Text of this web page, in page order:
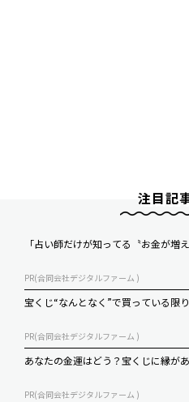
注目記
「占い師だけが知ってる〝お金が増
PR(合同会社デジタルファーム )
宝くじ“なんとなく”で買っている限
PR(合同会社デジタルファーム )
あなたの金運はどう？宝くじに縁が
PR(合同会社デジタルファーム )